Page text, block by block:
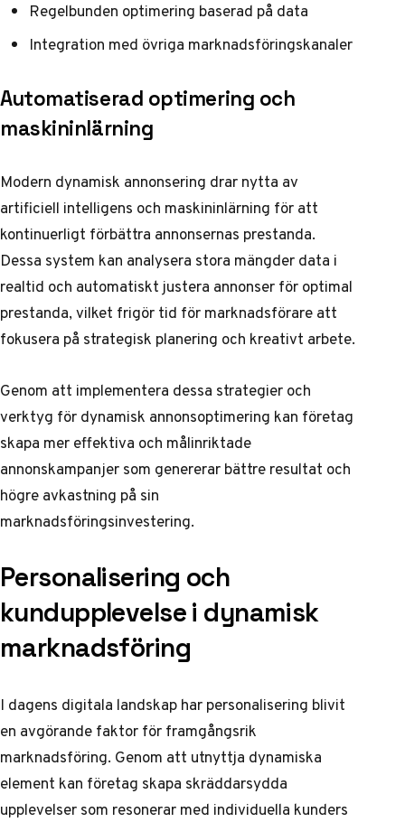
Regelbunden optimering baserad på data
Integration med övriga marknadsföringskanaler
Automatiserad optimering och
maskininlärning
Modern dynamisk annonsering drar nytta av
artificiell intelligens och maskininlärning för att
kontinuerligt förbättra annonsernas prestanda.
Dessa system kan analysera stora mängder data i
realtid och automatiskt justera annonser för optimal
prestanda, vilket frigör tid för marknadsförare att
fokusera på strategisk planering och kreativt arbete.
Genom att implementera dessa strategier och
verktyg för dynamisk annonsoptimering kan företag
skapa mer effektiva och målinriktade
annonskampanjer som genererar bättre resultat och
högre avkastning på sin
marknadsföringsinvestering.
Personalisering och
kundupplevelse i dynamisk
marknadsföring
I dagens digitala landskap har personalisering blivit
en avgörande faktor för framgångsrik
marknadsföring. Genom att utnyttja dynamiska
element kan företag skapa skräddarsydda
upplevelser som resonerar med individuella kunders